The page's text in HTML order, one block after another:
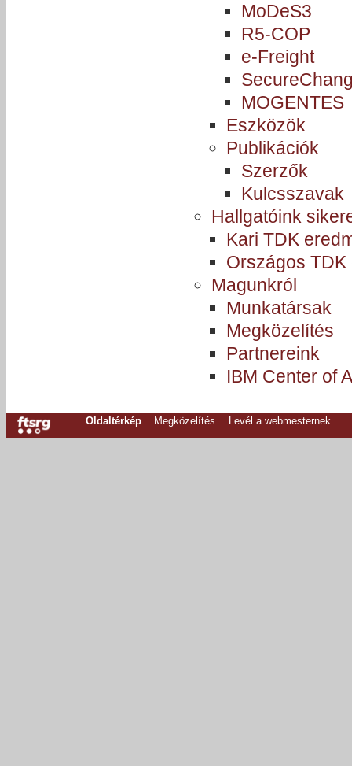
MoDeS3
R5-COP
e-Freight
MOGENTES
Eszközök
Publikációk
Szerzők
Kulcsszavak
Hallgatóink
Kari TDK
Országos
Magunkról
Munkatársak
Megközelítés
Partnereink
IBM Center of
Oldaltérkép Megközelítés Levél a webmesternek